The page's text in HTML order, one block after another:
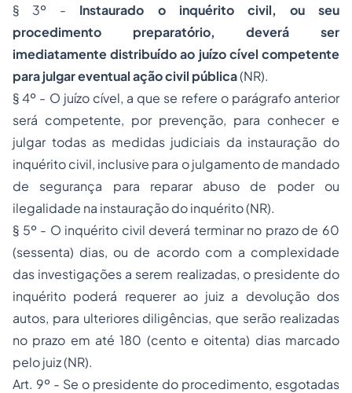
§ 3º - Instaurado o inquérito civil, ou seu
procedimento preparatório, deverá ser
imediatamente distribuído ao juízo cível competente
para julgar eventual ação civil pública(NR).
§ 4º - O juízo cível, a que se refere o parágrafo anterior
será competente, por prevenção, para conhecer e
julgar todas as medidas judiciais da instauração do
inquérito civil, inclusive para o julgamento de mandado
de segurança para reparar abuso de poder ou
ilegalidade na instauração do inquérito (NR).
§ 5º - O inquérito civil deverá terminar no prazo de 60
(sessenta) dias, ou de acordo com a complexidade
das investigações a serem realizadas, o presidente do
inquérito poderá requerer ao juiz a devolução dos
autos, para ulteriores diligências, que serão realizadas
no prazo em até 180 (cento e oitenta) dias marcado
pelo juiz (NR).
Art. 9º - Se o presidente do procedimento, esgotadas